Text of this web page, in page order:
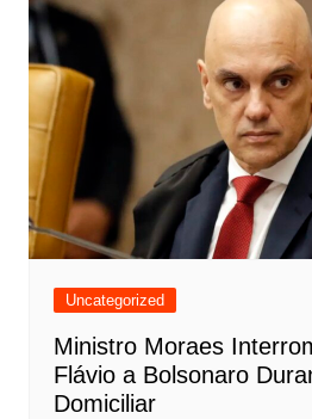
Uncategorized
Ministro Moraes
Flávio a Bolsonaro
Domiciliar